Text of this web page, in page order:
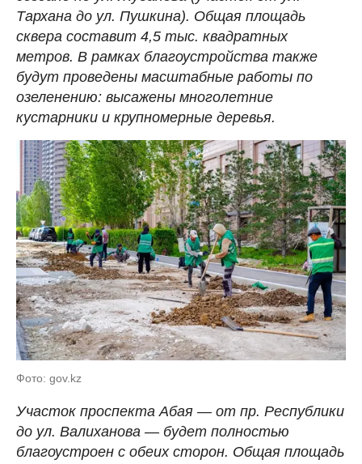
Тархана до ул. Пушкина). Общая площадь
сквера составит 4,5 тыс. квадратных
метров. В рамках благоустройства также
будут проведены масштабные работы по
озеленению: высажены многолетние
кустарники и крупномерные деревья.
Фото: gov.kz
Участок проспекта Абая — от пр. Республики
до ул. Валиханова — будет полностью
благоустроен с обеих сторон. Общая площадь